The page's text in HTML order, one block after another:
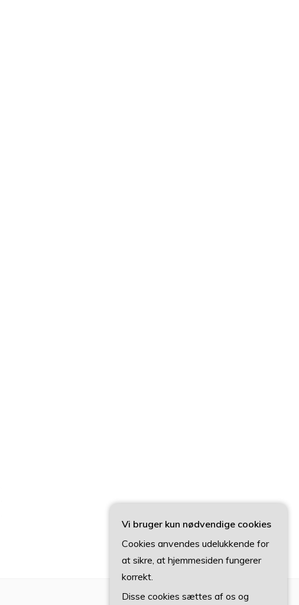
Vi bruger kun nødvendige cookies
Cookies anvendes udelukkende for
at sikre, at hjemmesiden fungerer
korrekt.
Disse cookies sættes af os og